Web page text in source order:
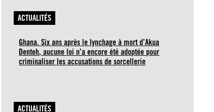
ACTUALITÉS
Ghana. Six ans après le lynchage à mort d’Akua
Denteh, aucune loi n’a encore été adoptée pour
criminaliser les accusations de sorcellerie
ACTUALITÉS